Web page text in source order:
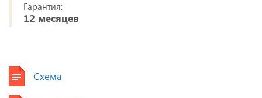
Гарантия:
12 месяцев
Схема